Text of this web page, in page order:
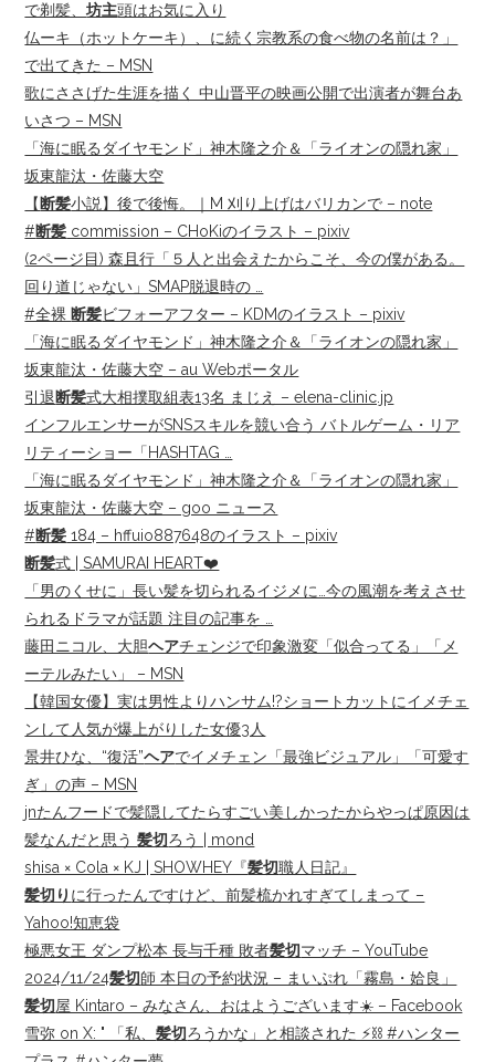
で剃髪、坊主頭はお気に入り
仏ーキ（ホットケーキ）、に続く宗教系の食べ物の名前は？」
で出てきた – MSN
歌にささげた生涯を描く 中山晋平の映画公開で出演者が舞台あ
いさつ – MSN
「海に眠るダイヤモンド」神木隆之介＆「ライオンの隠れ家」
坂東龍汰・佐藤大空
【 断髪小説】後で後悔。｜M 刈り上げはバリカンで – note
#断髪 commission – CHoKiのイラスト – pixiv
(2ページ目) 森且行「５人と出会えたからこそ、今の僕がある。
回り道じゃない」SMAP脱退時の …
#全裸 断髪ビフォーアフター – KDMのイラスト – pixiv
「海に眠るダイヤモンド」神木隆之介＆「ライオンの隠れ家」
坂東龍汰・佐藤大空 – au Webポータル
引退断髪式大相撲取組表13名 まじえ – elena-clinic.jp
インフルエンサーがSNSスキルを競い合う バトルゲーム・リア
リティーショー「HASHTAG …
「海に眠るダイヤモンド」神木隆之介＆「ライオンの隠れ家」
坂東龍汰・佐藤大空 – goo ニュース
#断髪 184 – hffuio887648のイラスト – pixiv
断髪式 | SAMURAI HEART❤️‍
「男のくせに」長い髪を切られるイジメに…今の風潮を考えさせ
られるドラマが話題 注目の記事を …
藤田ニコル、大胆ヘアチェンジで印象激変「似合ってる」「メ
ーテルみたい」 – MSN
【韓国女優】実は男性よりハンサム!?ショートカットにイメチェ
ンして人気が爆上がりした女優3人
景井ひな、“復活”ヘアでイメチェン「最強ビジュアル」「可愛す
ぎ」の声 – MSN
jnたんフードで髪隠してたらすごい美しかったからやっぱ原因は
髪なんだと思う髪切ろう | mond
shisa × Cola × KJ | SHOWHEY『髪切職人日記』
髪切り に行ったんですけど、前髪梳かれすぎてしまって –
Yahoo!知恵袋
極悪女王 ダンプ松本 長与千種 敗者髪切マッチ – YouTube
2024/11/24髪切師 本日の予約状況 – まいぷれ「霧島・姶良」
髪切屋 Kintaro – みなさん、おはようございます☀️ – Facebook
雪弥 on X: " 「私、髪切ろうかな」と相談された ⚡️⛓️ #ハンター